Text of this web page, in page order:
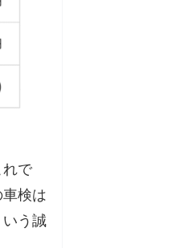
で
検は
う誠